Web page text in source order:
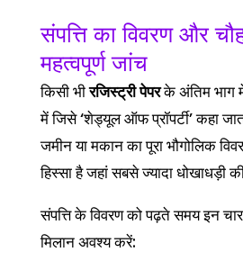
संपत्ति का विवरण और
महत्वपूर्ण जांच
किसी भीरजिस्ट्री पेपरके अंतिम भाग
में जिसे ‘शेड्यूल ऑफ प्रॉपर्टी’ कहा
जमीन या मकान का पूरा भौगोलिक
हिस्सा है जहां सबसे ज्यादा धोखाधड़ी
संपत्ति के विवरण को पढ़ते समय इन
मिलान अवश्य करें: